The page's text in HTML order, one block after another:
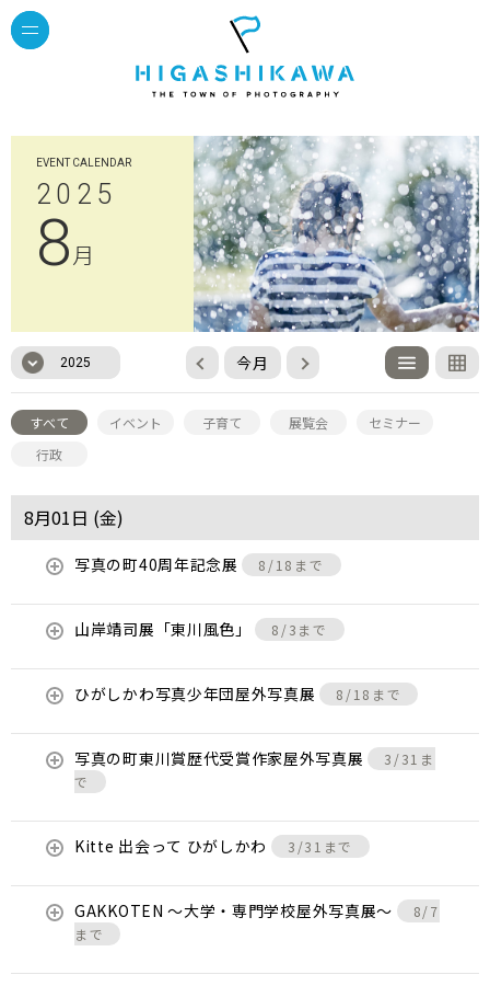
EVENT CALENDAR
2025
8月
2025 今月
すべて イベント 子育て 展覧会
セミナー
行政
8月01日 (金)
写真の町40周年記念展 8/18まで
山岸靖司展「東川風色」 8/3まで
ひがしかわ写真少年団屋外写真展 8/18まで
写真の町東川賞歴代受賞作家屋外写真展
3/31ま
で
Kitte 出会って ひがしかわ 3/31まで
GAKKOTEN ～大学・専門学校屋外写真展～
8/7
まで